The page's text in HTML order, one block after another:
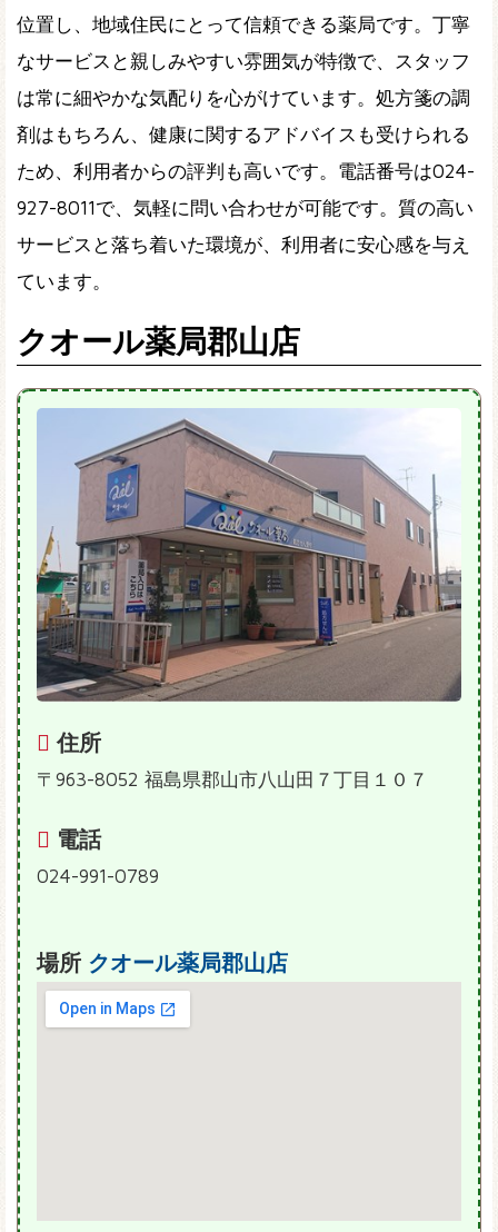
位置し、地域住民にとって信頼できる薬局です。丁寧
なサービスと親しみやすい雰囲気が特徴で、スタッフ
は常に細やかな気配りを心がけています。処方箋の調
剤はもちろん、健康に関するアドバイスも受けられる
ため、利用者からの評判も高いです。電話番号は024-
927-8011で、気軽に問い合わせが可能です。質の高い
サービスと落ち着いた環境が、利用者に安心感を与え
ています。
クオール薬局郡山店
住所
〒963-8052 福島県郡山市八山田７丁目１０７
電話
024-991-0789
場所 クオール薬局郡山店